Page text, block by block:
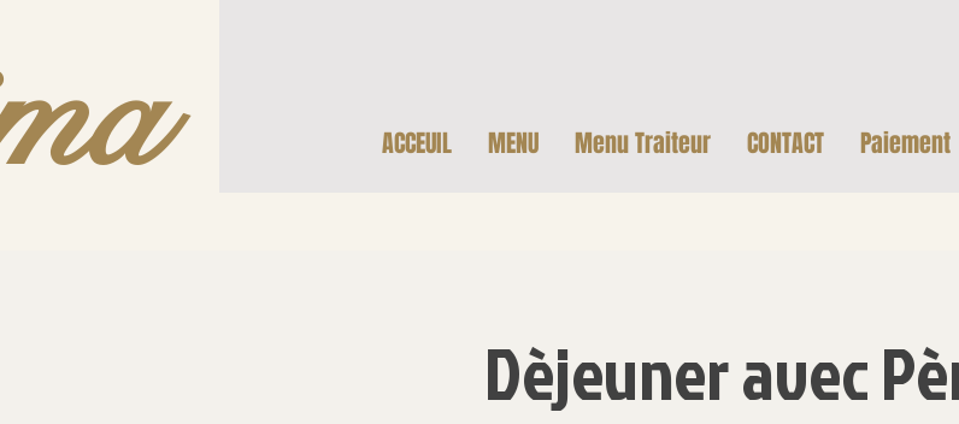
ACCEUIL MENU Menu Traiteur CONTACT Paiement
Dèjeuner avec